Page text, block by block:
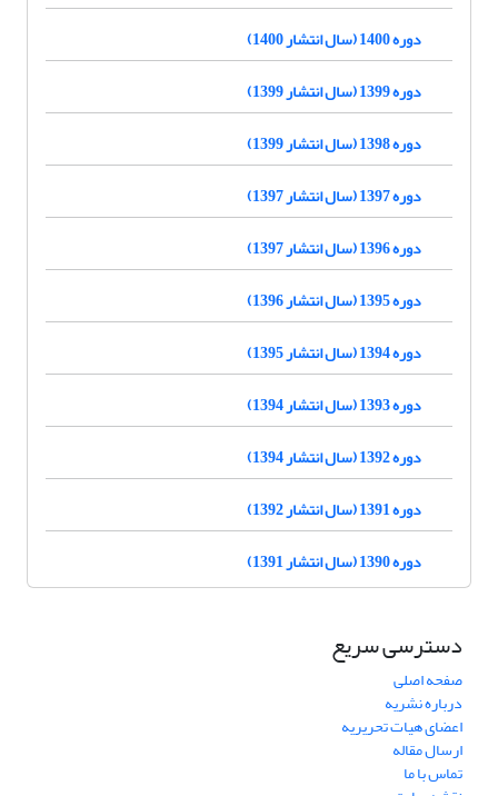
دوره 1400 (سال انتشار 1400)
دوره 1399 (سال انتشار 1399)
دوره 1398 (سال انتشار 1399)
دوره 1397 (سال انتشار 1397)
دوره 1396 (سال انتشار 1397)
دوره 1395 (سال انتشار 1396)
دوره 1394 (سال انتشار 1395)
دوره 1393 (سال انتشار 1394)
دوره 1392 (سال انتشار 1394)
دوره 1391 (سال انتشار 1392)
دوره 1390 (سال انتشار 1391)
دسترسی سریع
صفحه اصلی
درباره نشریه
اعضای هیات تحریریه
ارسال مقاله
تماس با ما